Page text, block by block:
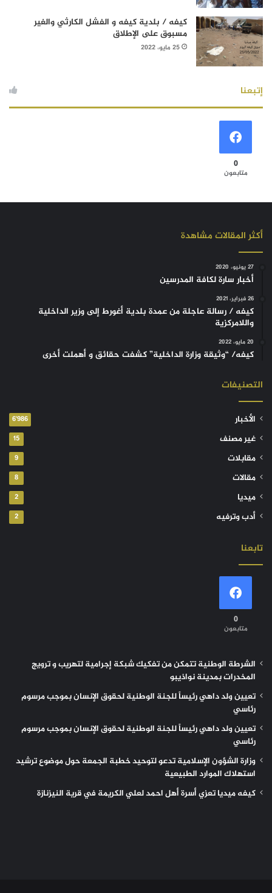
كيفه / بلدية كيفه و الفشل الكارثي والغير
مسبوق على الإطلاق
25 مايو، 2022
إتبعنا
0
متابعون
أكثر المقالات مشاهدة
27 يونيو، 2020
أخبار سارة لكافة المدرسين
26 فبراير، 2021
كيفه / رسالة عاجلة من عمدة بلدية أغورط إلى وزير الداخلية
واللامركزية
20 مايو، 2022
كيفه/ “وثيقة وزارة الداخلية” كشفت حقائق و أهملت أخرى
التصنيفات
الأخبار 6٬986
غير مصنف 15
مقابلات 9
مقالات 8
ميديا 2
أدب وترفيه 2
تابعنا
0
متابعون
الشرطة الوطنية تتمكن من تفكيك شبكة إجرامية لتهريب و ترويج
المخدرات بمدينة نواذيبو
تعيين ولد داهي رئيساً للجنة الوطنية لحقوق الإنسان بموجب مرسوم
رئاسي
تعيين ولد داهي رئيساً للجنة الوطنية لحقوق الإنسان بموجب مرسوم
رئاسي
وزارة الشؤون الإسلامية تدعو لتوحيد خطبة الجمعة حول موضوع ترشيد
استهلاك الموارد الطبيعية
كيفه ميديا تعزي أسرة أهل احمد لعلي الكريمة في قرية النيزنازة